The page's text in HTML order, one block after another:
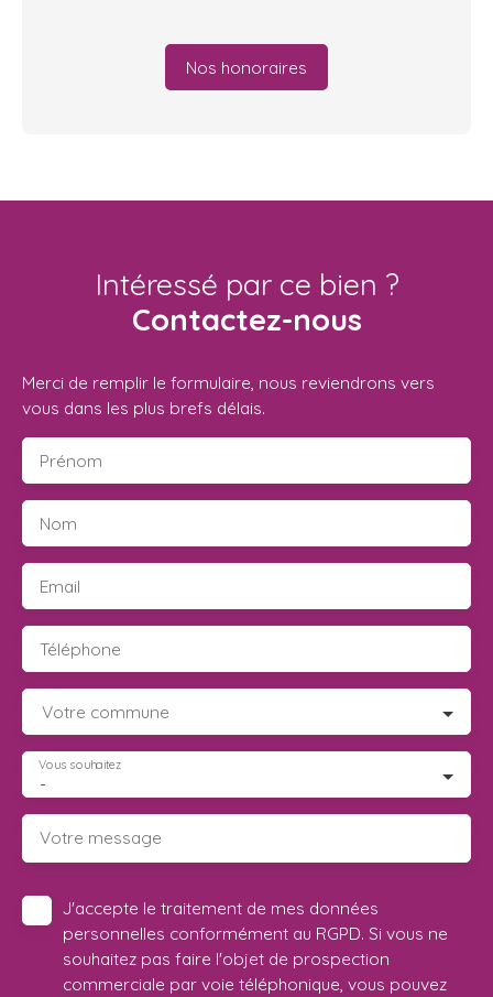
Nos honoraires
Intéressé par ce bien ?
Contactez-nous
Merci de remplir le formulaire, nous reviendrons vers
vous dans les plus brefs délais.
Prénom
Nom
Email
Téléphone
Votre commune
-
Vous souhaitez
Votre message
J'accepte le traitement de mes données
personnelles conformément au RGPD. Si vous ne
souhaitez pas faire l'objet de prospection
commerciale par voie téléphonique, vous pouvez